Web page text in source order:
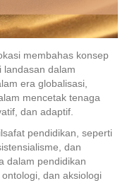
membahas konsep
landasan dalam
era globalisasi,
mencetak tenaga
dan adaptif.
pendidikan, seperti
dan
dalam pendidikan
dan aksiologi